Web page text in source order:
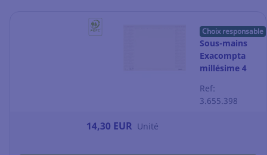
Choix responsable
Sous-mains
Exacompta
millésime 4
40 cm - ivoire
Ref:
3.655.398
14,30 EUR Unité